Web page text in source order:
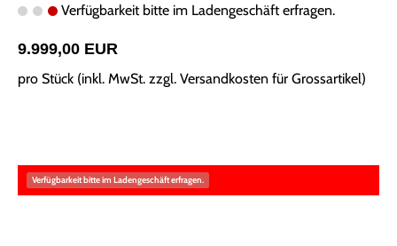
Verfügbarkeit bitte im Ladengeschäft erfragen.
9.999,00 EUR
pro Stück (inkl. MwSt. zzgl. Versandkosten für Grossartikel)
Verfügbarkeit bitte im Ladengeschäft erfragen.